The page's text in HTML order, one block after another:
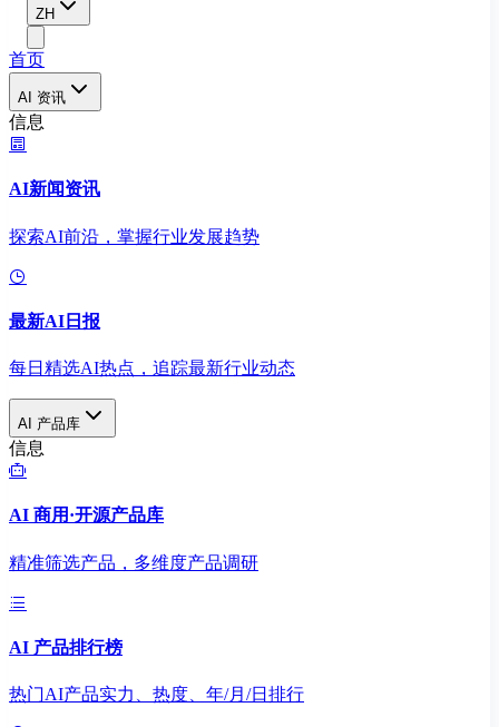
ZH
首页
AI 资讯
信息
AI新闻资讯
探索AI前沿，掌握行业发展趋势
最新AI日报
每日精选AI热点，追踪最新行业动态
AI 产品库
信息
AI 商用·开源产品库
精准筛选产品，多维度产品调研
AI 产品排行榜
热门AI产品实力、热度、年/月/日排行